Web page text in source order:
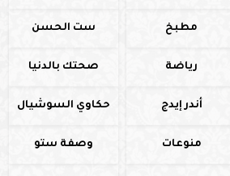
مطبخ ست الحسن
رياضة صحتك بالدنيا
أندر إيدج حكاوي السوشيال
منوعات وصفة ستو